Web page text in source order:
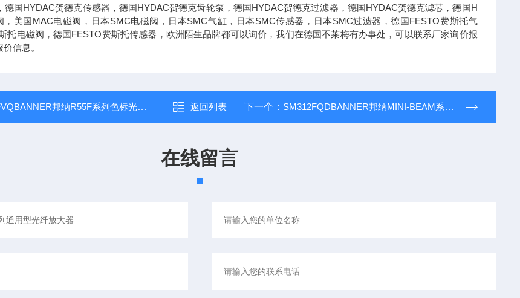
德国HYDAC贺德克传感器，德国HYDAC贺德克齿轮泵，德国HYDAC贺德克过滤器，德国HYDAC贺德克滤芯，德国H
，美国MAC电磁阀，日本SMC电磁阀，日本SMC气缸，日本SMC传感器，日本SMC过滤器，德国FESTO费斯托气
托电磁阀，德国FESTO费斯托传感器，欧洲陌生品牌都可以询价，我们在德国不莱梅有办事处，可以联系厂家询价报
信息。
邦纳R55F系列色标光纤传感器 返回列表 下一个： SM312FQDBANNER邦纳MINI-BEAM系列光纤放大器
在线留言